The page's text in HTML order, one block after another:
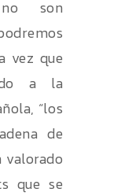
son
vez que
a la
“los
de
valorado
que se